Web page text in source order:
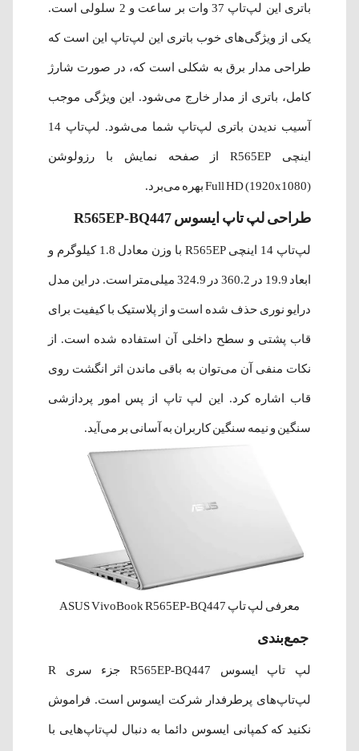
باتری این لپ‌تاپ 37 وات بر ساعت و 2 سلولی است.
یکی از ویژگی‌های خوب باتری این لپ‌تاپ این است که
طراحی مدار برق به شکلی است که، در صورت شارژ
کامل، باتری از مدار خارج می‌شود. این ویژگی موجب
آسیب ندیدن باتری لپ‌تاپ شما می‌شود. لپ‌تاپ 14
اینچی R565EP از صفحه نمایش با رزولوشن
(1920x1080) Full HD بهره می‌برد.
طراحی لپ‌ تاپ ایسوس R565EP-BQ447
لپ‌تاپ 14 اینچی R565EP با وزن معادل 1.8 کیلوگرم و
ابعاد 19.9 در 360.2 در 324.9 میلی‌متر است. در این مدل
درایو نوری حذف شده است و از پلاستیک با کیفیت برای
قاب پشتی و سطح داخلی آن استفاده شده است. از
نکات منفی آن می‌توان به باقی ماندن اثر انگشت روی
قاب اشاره کرد. این لپ تاپ از پس امور پردازشی
سنگین و نیمه سنگین کاربران به آسانی بر می‌آید.
معرفی لپ تاپ ASUS VivoBook R565EP-BQ447
جمع‌بندی
لپ‌ تاپ ایسوس R565EP-BQ447 جزء سری R
لپ‌تاپ‌های پرطرفدار شرکت ایسوس است. فراموش
نکنید که کمپانی ایسوس دائما به دنبال لپ‌تاپ‌هایی با